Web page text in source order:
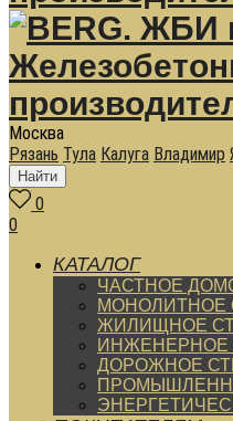
Москва
Рязань Тула Калуга Владимир
Найти
0
0
КАТАЛОГ
ЧАСТНОЕ
МОНОЛИТНОЕ
ЖИЛИЩНОЕ
ИНЖЕНЕРНОЕ
ДОРОЖНОЕ